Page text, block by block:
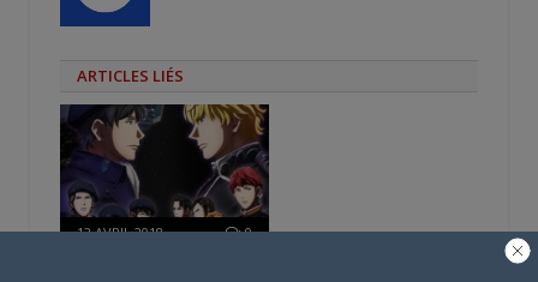
ARTICLES LIÉS
12 AVRIL 2018 0